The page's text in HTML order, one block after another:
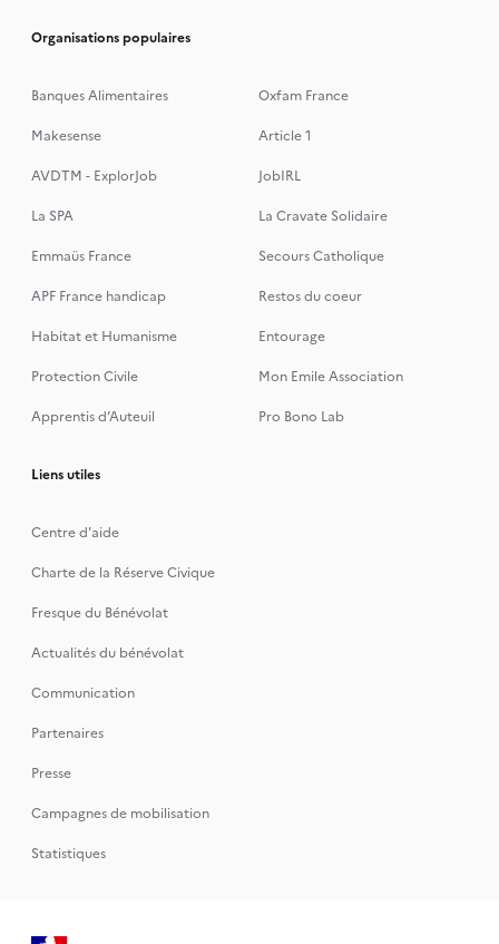
Organisations populaires
Banques Alimentaires
Oxfam France
Makesense
Article 1
AVDTM - ExplorJob
JobIRL
La SPA
La Cravate Solidaire
Emmaüs France
Secours Catholique
APF France handicap
Restos du coeur
Habitat et Humanisme
Entourage
Protection Civile
Mon Emile Association
Apprentis d’Auteuil
Pro Bono Lab
Liens utiles
Centre d'aide
Charte de la Réserve Civique
Fresque du Bénévolat
Actualités du bénévolat
Communication
Partenaires
Presse
Campagnes de mobilisation
Statistiques